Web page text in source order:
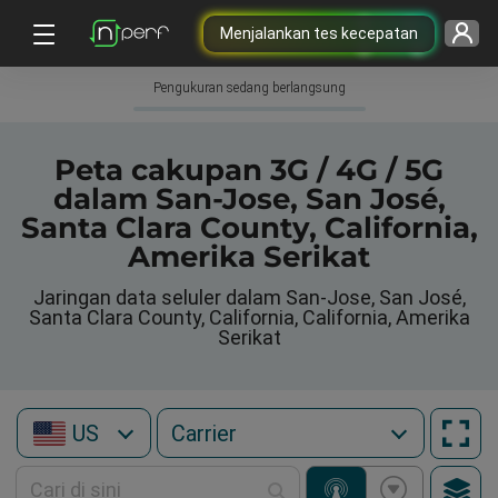
Menjalankan tes kecepatan
Pengukuran sedang berlangsung
Peta cakupan 3G / 4G / 5G
dalam San-Jose, San José,
Santa Clara County, California,
Amerika Serikat
Jaringan data seluler dalam San-Jose, San José,
Santa Clara County, California, California, Amerika
Serikat
US